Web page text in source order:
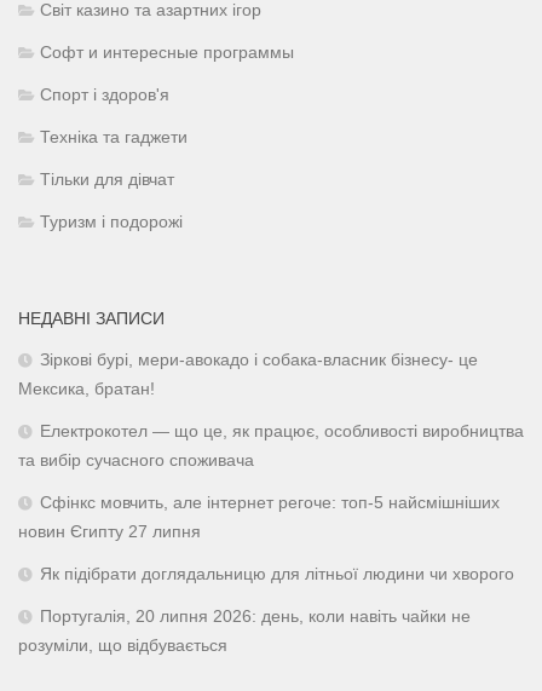
Світ казино та азартних ігор
Софт и интересные программы
Спорт і здоров'я
Техніка та гаджети
Тільки для дівчат
Туризм і подорожі
НЕДАВНІ ЗАПИСИ
Зіркові бурі, мери-авокадо і собака-власник бізнесу- це
Мексика, братан!
Електрокотел — що це, як працює, особливості виробництва
та вибір сучасного споживача
Сфінкс мовчить, але інтернет регоче: топ-5 найсмішніших
новин Єгипту 27 липня
Як підібрати доглядальницю для літньої людини чи хворого
Португалія, 20 липня 2026: день, коли навіть чайки не
розуміли, що відбувається